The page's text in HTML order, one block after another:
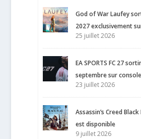
God of War Laufey
2027 exclusivement
25 juillet 2026
EA SPORTS FC 27
septembre sur
23 juillet 2026
Assassin’s Creed
est disponible
9 juillet 2026